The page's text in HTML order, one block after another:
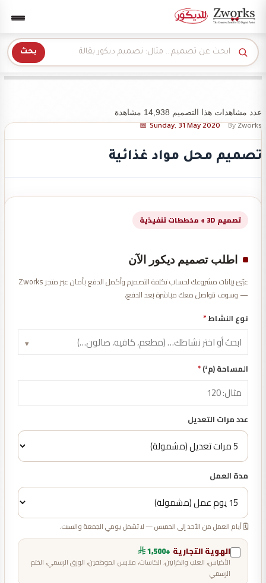
عدد مشاهدات هذا التصميم 14,938 مشاهدة
Sunday, 31 May 2020 By Zworks
تصميم محل مواد غذائية
تصميم 3D + مخططات تنفيذية
اطلب تصميم ديكور الآن
عبّئ بيانات مشروعك لحساب تكلفة التصميم وأكمل الدفع بأمان عبر متجر Zworks
— وسوف نتواصل معك مباشرة بعد الدفع.
نوع النشاط*
▾
المساحة (م²) *
عدد مرات التعديل
مدة العمل
🗓️ أيام العمل من الأحد إلى الخميس — لا تشمل يومي الجمعة والسبت.
الهوية التجارية +1,500
الأكياس، العلب والكراتين، الكاسات، ملابس الموظفين، الورق الرسمي، الختم
الرسمي
Zworks للديكور
بحث